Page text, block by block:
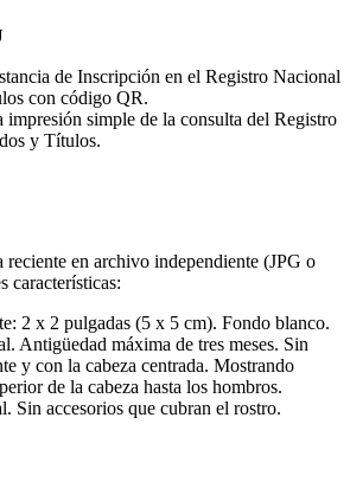
de Inscripción en el Registro Nacional
con código QR.
impresión simple de la consulta del Registro
y Títulos.
en archivo independiente (JPG o
características:
2 x 2 pulgadas (5 x 5 cm). Fondo blanco.
Antigüedad máxima de tres meses. Sin
y con la cabeza centrada. Mostrando
de la cabeza hasta los hombros.
Sin accesorios que cubran el rostro.